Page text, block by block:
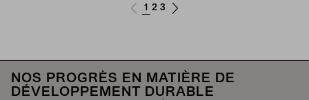
1 2 3
NOS PROGRÈS EN MATIÈRE DE
DÉVELOPPEMENT DURABLE